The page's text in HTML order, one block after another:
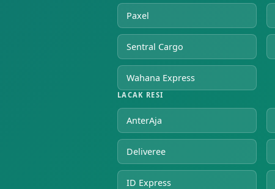
Paxel
Sentral Cargo
Wahana Express
LACAK RESI
AnterAja
Deliveree
ID Express